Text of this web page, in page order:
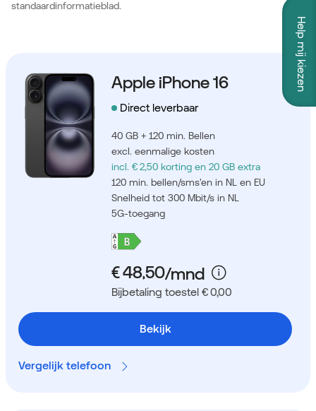
standaardinformatieblad.
Help mij kiezen
Apple iPhone 16
Direct leverbaar
40 GB + 120 min. Bellen
excl. eenmalige kosten
incl. € 2,50 korting en 20 GB extra
120 min. bellen/sms'en in NL en EU
Snelheid tot 300 Mbit/s in NL
5G-toegang
Bijbetaling toestel € 0,00
Bekijk
Vergelijk telefoon